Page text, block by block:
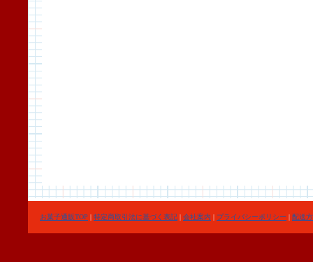
お菓子通販TOP | 特定商取引法に基づく表記 | 会社案内 | プライバシーポリシー | 配送